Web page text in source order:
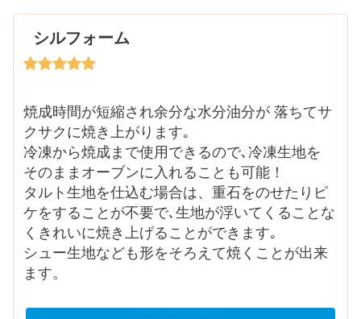
シルフォーム
焼成時間が短縮され余分な水分油分が 落ちてサ
クサクに焼き上がります｡
冷凍から焼成まで使用できるので､冷凍生地を
そのままオーブンに入れることも可能！
タルト生地を仕込む場合は、重石をのせたりピ
ケをすることが不要で､生地が浮いてくることな
くきれいに焼き上げることができます｡
シュー生地なども形をそろえて焼くことが出来
ます。